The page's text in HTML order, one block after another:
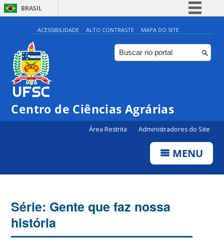
BRASIL
Simplifique!
Comunica BR
Participe
Canais
ACESSIBILIDADE ALTO CONTRASTE MAPA DO SITE
Centro de Ciências Agrárias
Área Restrita Administradores do Site
MENU
Série: Gente que faz nossa
história